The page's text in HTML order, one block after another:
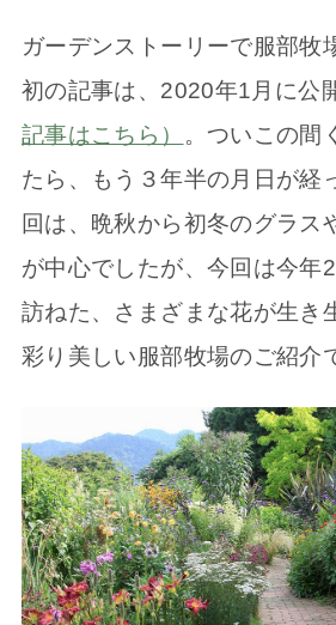
ガーデンストーリーで服部牧
初の記事は、2020年1月に公
記事はこちら）
。ついこの間
たら、もう３年半の月日が経
回は、晩秋から初冬のグラス
が中心でしたが、今回は今年
訪ねた、さまざまな花が生き
彩り美しい服部牧場のご紹介